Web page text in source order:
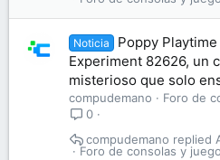
Noticia
Poppy
Experiment 82626, un
misterioso que solo
compudemano
Foro de
0
Foro de consolas y
compudemano